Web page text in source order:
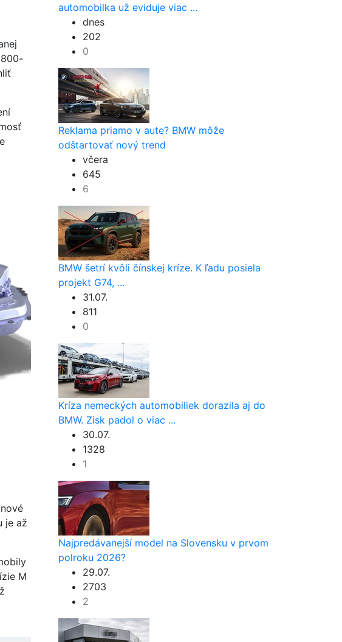
je až
M
automobilka už eviduje viac ...
dnes
202
0
Reklama priamo v aute? BMW môže
odštartovať nový trend
včera
645
6
BMW šetrí kvôli čínskej kríze. K ľadu posiela
projekt G74, ...
31.07.
811
0
Kríza nemeckých automobiliek dorazila aj do
BMW. Zisk padol o viac ...
30.07.
1328
1
Najpredávanejší model na Slovensku v prvom
polroku 2026?
29.07.
2703
2